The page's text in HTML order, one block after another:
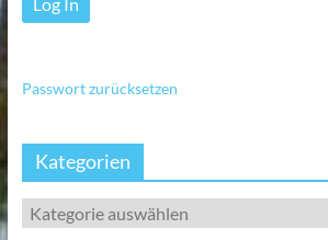
Passwort zurücksetzen
Kategorien